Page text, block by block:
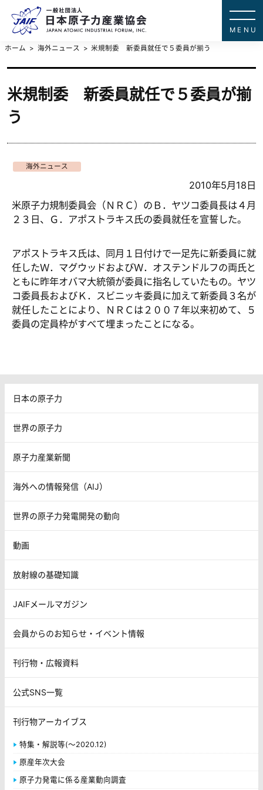
ホーム 海外ニュース 米規制委 新委員就任で５委員が揃う
米規制委 新委員就任で５委員が揃
う
海外ニュース
2010年5月18日
米原子力規制委員会（ＮＲＣ）のＢ．ヤツコ委員長は４月
２３日、Ｇ．アポストラキス氏の委員就任を宣誓した。
アポストラキス氏は、同月１日付けで一足先に新委員に就
任したＷ．マグウッドおよびＷ．オステンドルフの両氏と
ともに昨年オバマ大統領が委員に指名していたもの。ヤツ
コ委員長およびＫ．スビニッキ委員に加えて新委員３名が
就任したことにより、ＮＲＣは２００７年以来初めて、５
委員の定員枠がすべて埋まったことになる。
日本の原子力
世界の原子力
原子力産業新聞
海外への情報発信（AIJ）
世界の原子力発電開発の動向
動画
放射線の基礎知識
JAIFメールマガジン
会員からのお知らせ・イベント情報
刊行物・広報資料
公式SNS一覧
刊行物アーカイブス
特集・解説等(～2020.12)
原産年次大会
原子力発電に係る産業動向調査